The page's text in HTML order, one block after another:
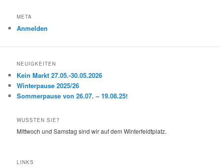
META
Anmelden
NEUIGKEITEN
Kein Markt 27.05.-30.05.2026
Winterpause 2025/26
Sommerpause von 26.07. – 19.08.25!
WUSSTEN SIE?
Mittwoch und Samstag sind wir auf dem Winterfeldtplatz.
LINKS